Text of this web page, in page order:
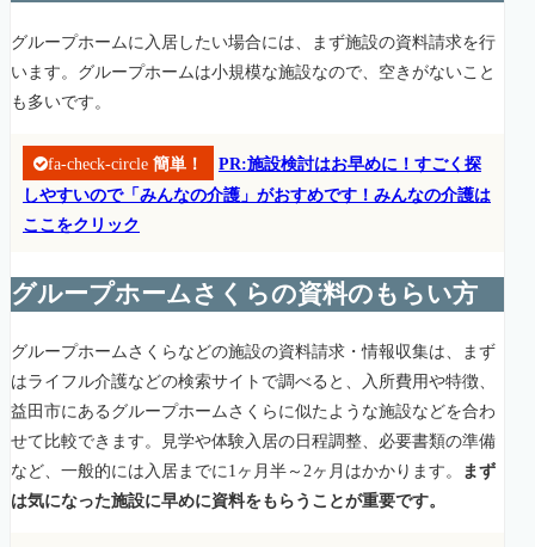
グループホームに入居したい場合には、まず施設の資料請求を行
います。グループホームは小規模な施設なので、空きがないこと
も多いです。
fa-check-circle 簡単！
PR:施設検討はお早めに！すごく探
しやすいので「みんなの介護」がおすめです！みんなの介護は
ここをクリック
グループホームさくらの資料のもらい方
グループホームさくらなどの施設の資料請求・情報収集は、まず
はライフル介護などの検索サイトで調べると、入所費用や特徴、
益田市にあるグループホームさくらに似たような施設などを合わ
せて比較できます。見学や体験入居の日程調整、必要書類の準備
など、一般的には入居までに1ヶ月半～2ヶ月はかかります。
まず
は気になった施設に早めに資料をもらうことが重要です。